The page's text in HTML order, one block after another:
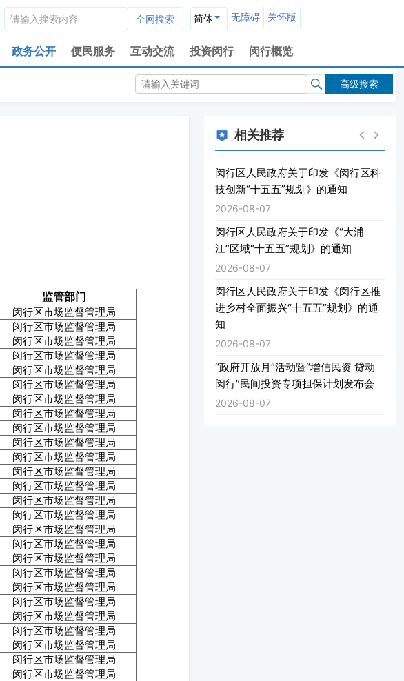
简体 无障碍 关怀版
政务公开 便民服务 互动交流 投资闵行 闵行概览
高级搜索
监管部门
闵行区市场监督管理局
闵行区市场监督管理局
闵行区市场监督管理局
闵行区市场监督管理局
闵行区市场监督管理局
闵行区市场监督管理局
闵行区市场监督管理局
闵行区市场监督管理局
闵行区市场监督管理局
闵行区市场监督管理局
闵行区市场监督管理局
闵行区市场监督管理局
闵行区市场监督管理局
闵行区市场监督管理局
闵行区市场监督管理局
闵行区市场监督管理局
闵行区市场监督管理局
闵行区市场监督管理局
闵行区市场监督管理局
闵行区市场监督管理局
闵行区市场监督管理局
闵行区市场监督管理局
闵行区市场监督管理局
闵行区市场监督管理局
闵行区市场监督管理局
闵行区市场监督管理局
相关推荐
闵行区人民政府关于印发《闵行区科
技创新“十五五”规划》的通知
2026-08-07
闵行区人民政府关于印发《“大浦
江”区域“十五五”规划》的通知
2026-08-07
闵行区人民政府关于印发《闵行区推
进乡村全面振兴“十五五”规划》的通
知
2026-08-07
“政府开放月”活动暨“增信民资 贷动
闵行”民间投资专项担保计划发布会
2026-08-07